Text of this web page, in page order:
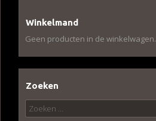
Winkelmand
Geen producten in de winkelwagen.
Zoeken
Zoeken
naar: